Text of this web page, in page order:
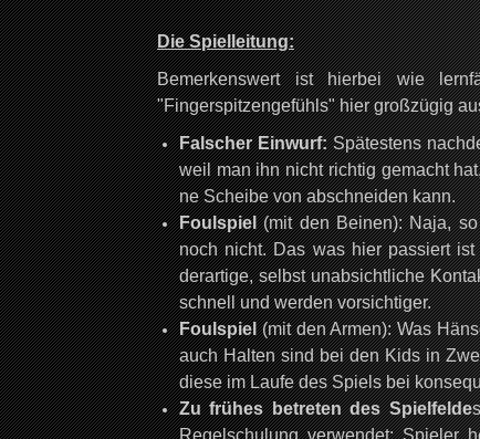
Die Spielleitung:
Bemerkenswert ist hierbei wie
"Fingerspitzengefühls" hier großzügig
Falscher Einwurf:Spätestens
weil man ihn nicht richtig gemacht
ne Scheibe von abschneiden kann.
Foulspiel(mit den Beinen): Naja,
noch nicht. Das was hier passiert
derartige, selbst unabsichtliche
schnell und werden vorsichtiger.
Foulspiel(mit den Armen): Was
auch Halten sind bei den Kids in
diese im Laufe des Spiels bei
Zu frühes betreten des Spielfelde
Regelschulung verwendet: Spieler